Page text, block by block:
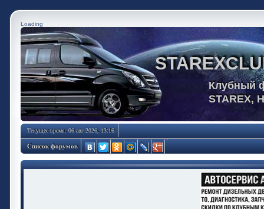
Loading
Клубный
STAREX,
Текущее время: 06 авг 2026, 13:16
Список форумов